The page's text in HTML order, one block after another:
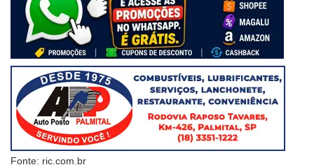
Fonte: ric.com.br